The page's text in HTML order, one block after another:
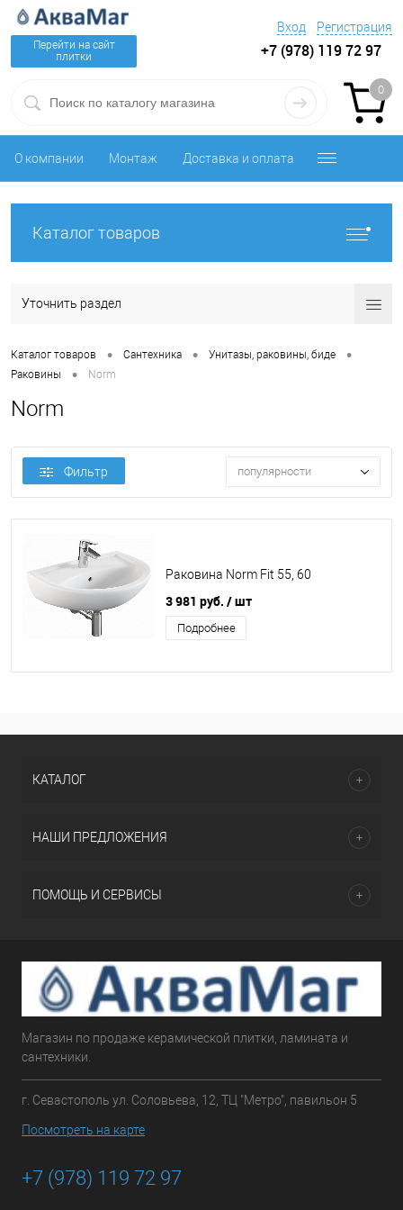
Перейти на сайт
плитки
Вход Регистрация
+7 (978) 119 72 97
0
О компании Монтаж Доставка и оплата
Каталог товаров
Уточнить раздел
Каталог товаров • Сантехника • Унитазы, раковины, биде •
Раковины • Norm
Norm
Фильтр популярности
Раковина Norm Fit 55, 60
3 981 руб. / шт
Подробнее
КАТАЛОГ
НАШИ ПРЕДЛОЖЕНИЯ
ПОМОЩЬ И СЕРВИСЫ
Магазин по продаже керамической плитки, ламината и
сантехники.
г. Севастополь ул. Соловьева, 12, ТЦ "Метро", павильон 5
Посмотреть на карте
+7 (978) 119 72 97